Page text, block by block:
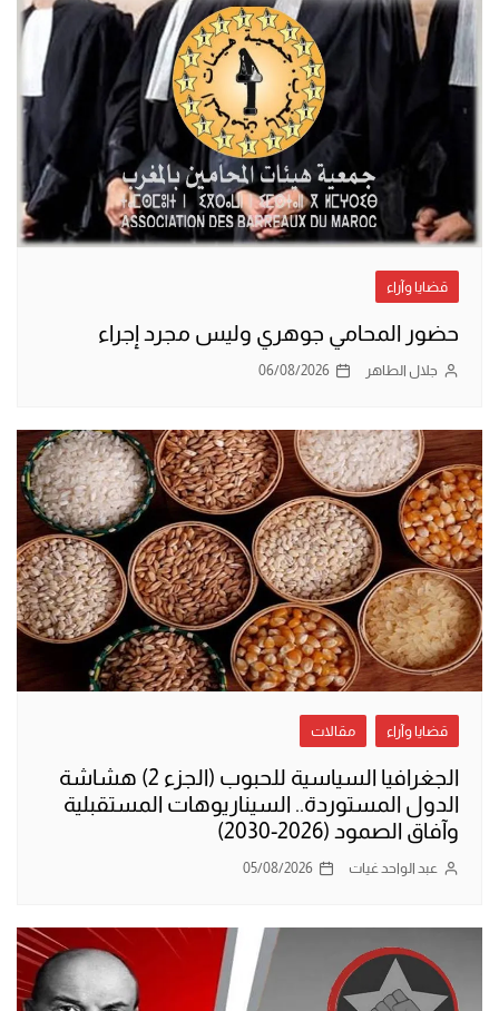
قضايا وآراء
حضور المحامي جوهري وليس مجرد إجراء
جلال الطاهر 06/08/2026
قضايا وآراء مقالات
الجغرافيا السياسية للحبوب (الجزء 2) هشاشة
الدول المستوردة.. السيناريوهات المستقبلية
وآفاق الصمود (2026-2030)
عبد الواحد غيات 05/08/2026